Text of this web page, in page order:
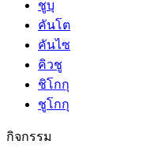
ชูบุ
คันโต
คันไซ
คิวชู
ชิโกกุ
ชูโกกุ
กิจกรรม